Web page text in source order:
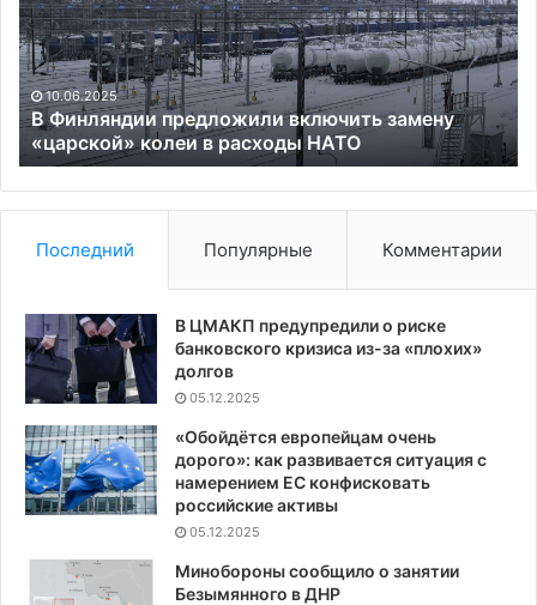
замену
«царской»
колеи
в
расходы
НАТО
10.06.2025
В Финляндии предложили включить замену
«царской» колеи в расходы НАТО
за
в
Последний Популярные Комментарии
В ЦМАКП предупредили о риске
банковского кризиса из-за «плохих»
долгов
05.12.2025
«Обойдётся европейцам очень
дорого»: как развивается ситуация с
намерением ЕС конфисковать
российские активы
05.12.2025
Минобороны сообщило о занятии
Безымянного в ДНР